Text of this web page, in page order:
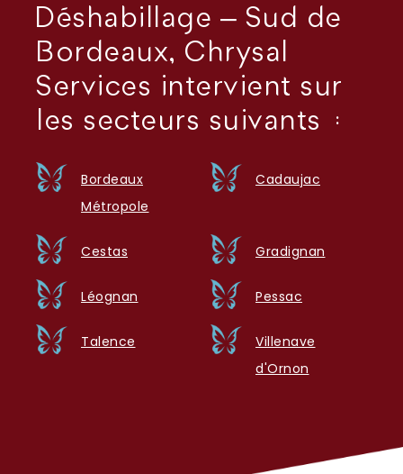
Déshabillage – Sud de
Bordeaux, Chrysal
Services intervient sur
les secteurs suivants :
Bordeaux
Métropole
Cadaujac
Cestas Gradignan
Léognan Pessac
Talence
Villenave
d'Ornon